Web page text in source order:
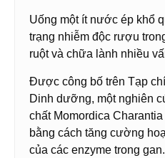
Uống một ít nước ép khổ
trạng nhiễm độc rượu
ruột và chữa lành nhiều
Được công bố trên Tạp
Dinh dưỡng, một nghiên
chất Momordica
bằng cách tăng cường
của các enzyme trong gan.